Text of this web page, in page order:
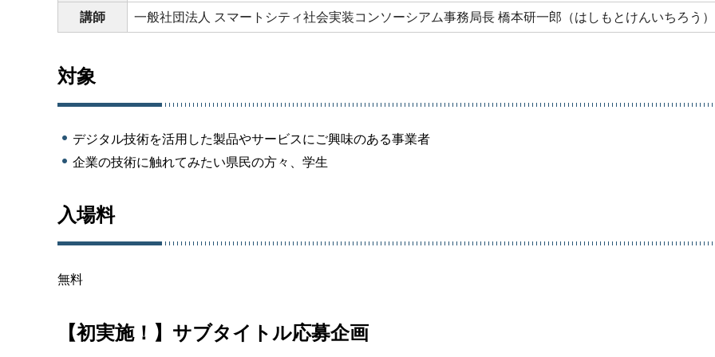
講師 一般社団法人 スマートシティ社会実装コンソーシアム事務局長 橋本研一郎（はしもとけんいちろう）
対象
デジタル技術を活用した製品やサービスにご興味のある事業者
企業の技術に触れてみたい県民の方々、学生
入場料
無料
【初実施！】サブタイトル応募企画